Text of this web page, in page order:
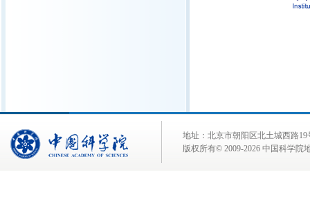
地址：北京市朝阳区北土城西路
版权所有© 2009-2026 中国科学院